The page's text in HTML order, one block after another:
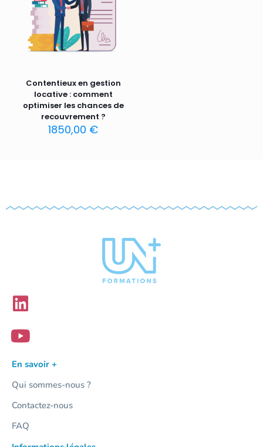
Contentieux en gestion
locative : comment
optimiser les chances de
recouvrement ?
1850,00 €
En savoir +
Qui sommes-nous ?
Contactez-nous
FAQ